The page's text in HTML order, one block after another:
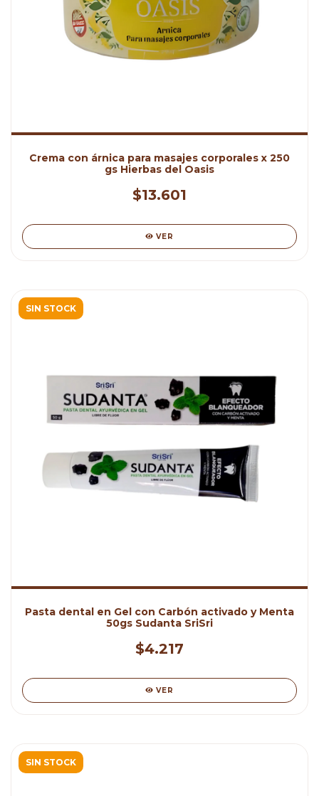
Crema con árnica para masajes corporales x 250
gs Hierbas del Oasis
$13.601
VER
SIN STOCK
Pasta dental en Gel con Carbón activado y Menta
50gs Sudanta SriSri
$4.217
VER
SIN STOCK